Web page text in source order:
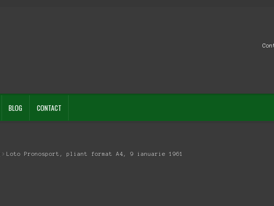
BLOG CONTACT
Loto Pronosport, pliant format A4, 9 ianuarie 1961